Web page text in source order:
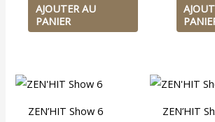
AJOUTER AU
PANIER
ZEN’HIT Show 6
ZEN’HIT